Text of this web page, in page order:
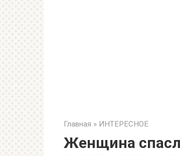
Главная » ИНТЕРЕСНОЕ
Женщина